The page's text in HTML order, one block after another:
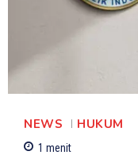
NEWS HUKUM
1 menit